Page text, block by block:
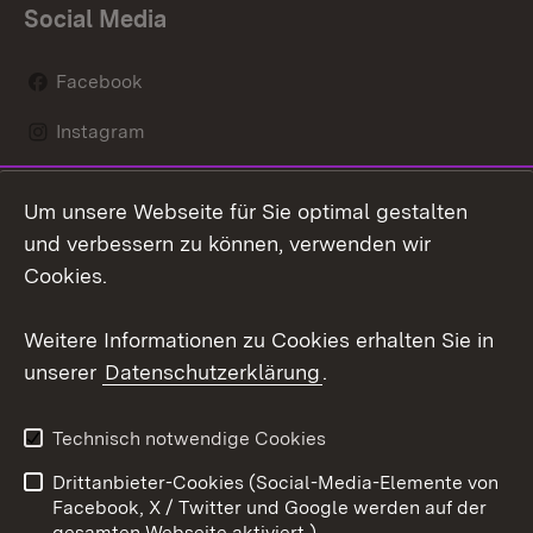
Social Media
Facebook
Instagram
Mastodon
Youtube
Kontakt
Datenschutz
Barrierefreiheit
Impressum Cookies
Um unsere Webseite für Sie optimal gestalten
und verbessern zu können, verwenden wir
Cookies.
Weitere Informationen zu Cookies erhalten Sie in
unserer Datenschutzerklärung.
Technisch notwendige Cookies
Drittanbieter-Cookies (Social-Media-Elemente von
Facebook, X / Twitter und Google werden auf der